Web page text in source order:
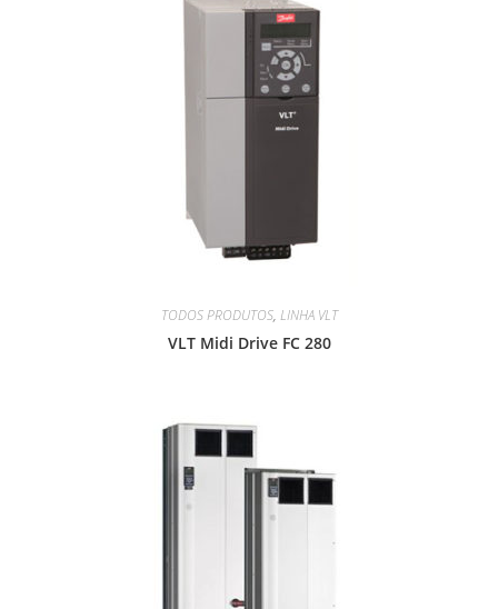
TODOS PRODUTOS, LINHA VLT
VLT Midi Drive FC 280